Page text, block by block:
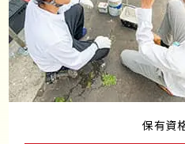
保有資